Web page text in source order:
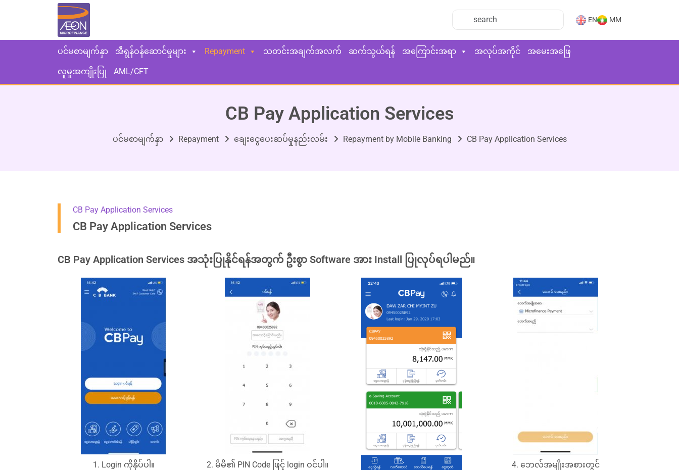
EN MM
ပင်မစာမျက်နှာ အီရွန်ဝန်ဆောင်မှုများ Repayment သတင်းအချက်အလက် ဆက်သွယ်ရန် အကြောင်းအရာ အလုပ်အကိုင် အမေးအဖြေ
လူမှုအကျိုးပြု AML/CFT
CB Pay Application Services
ပင်မစာမျက်နှာ Repayment ချေးငွေပေးဆပ်မှုနည်းလမ်း Repayment by Mobile Banking CB Pay Application Services
CB Pay Application Services
CB Pay Application Services
CB Pay Application Services အသုံးပြုနိုင်ရန်အတွက် ဦးစွာ Software အား Install ပြုလုပ်ရပါမည်။
1. Login ကိုနှိပ်ပါ။ 2. မိမိ၏ PIN Code ဖြင့် login ဝင်ပါ။
4. ဘေလ်အမျိုးအစားတွင်